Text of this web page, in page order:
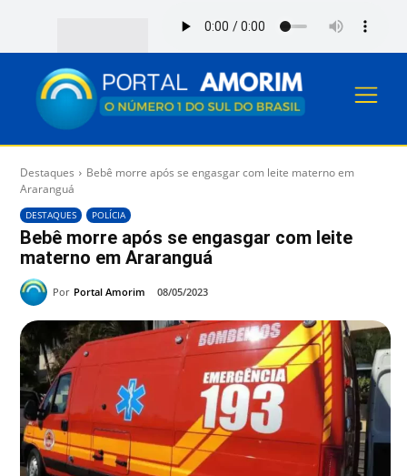
Destaques
Bebê morre após se engasgar com leite materno em
Araranguá
DESTAQUES POLÍCIA
Bebê morre após se engasgar com leite
materno em Araranguá
Por Portal Amorim 08/05/2023